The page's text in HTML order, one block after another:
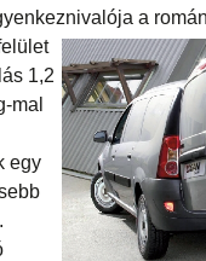
a
1,2
mal
egy